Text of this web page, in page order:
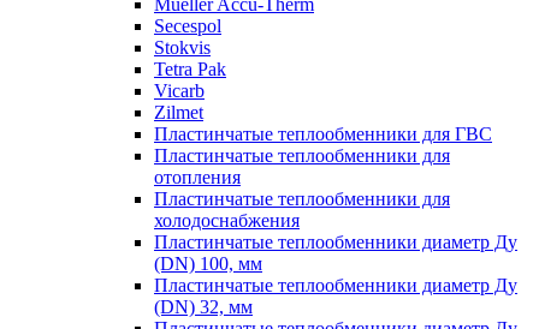
Mueller Accu-Therm
Secespol
Stokvis
Tetra Pak
Vicarb
Zilmet
Пластинчатые теплообменники для ГВС
Пластинчатые теплообменники для
отопления
Пластинчатые теплообменники для
холодоснабжения
Пластинчатые теплообменники диаметр Ду
(DN) 100, мм
Пластинчатые теплообменники диаметр Ду
(DN) 32, мм